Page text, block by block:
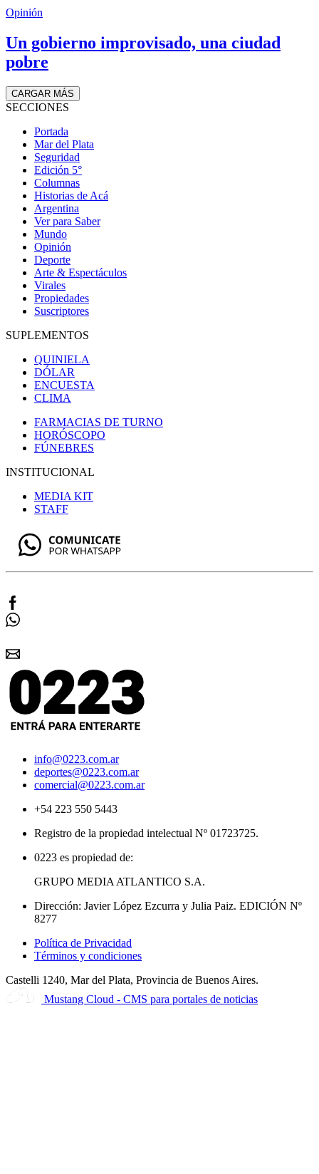
Opinión
Un gobierno improvisado, una ciudad
pobre
CARGAR MÁS
SECCIONES
Portada
Mar del Plata
Seguridad
Edición 5°
Columnas
Historias de Acá
Argentina
Ver para Saber
Mundo
Opinión
Deporte
Arte & Espectáculos
Virales
Propiedades
Suscriptores
SUPLEMENTOS
QUINIELA
DÓLAR
ENCUESTA
CLIMA
FARMACIAS DE TURNO
HORÓSCOPO
FÚNEBRES
INSTITUCIONAL
MEDIA KIT
STAFF
info@0223.com.ar
deportes@0223.com.ar
comercial@0223.com.ar
+54 223 550 5443
Registro de la propiedad intelectual Nº 01723725.
0223 es propiedad de:
GRUPO MEDIA ATLANTICO S.A.
Dirección: Javier López Ezcurra y Julia Paiz. EDICIÓN Nº
8277
Política de Privacidad
Términos y condiciones
Castelli 1240, Mar del Plata, Provincia de Buenos Aires.
Mustang Cloud - CMS para portales de noticias